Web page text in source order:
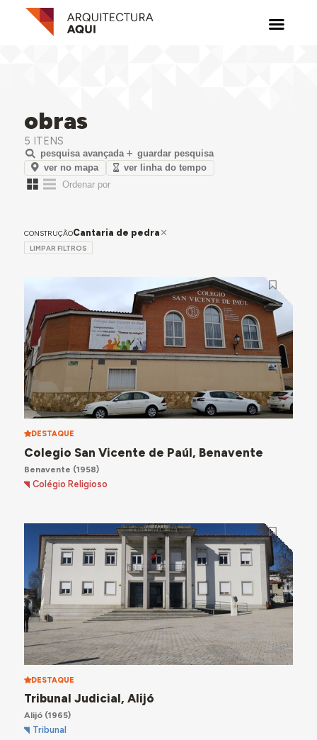
obras
5 ITENS
pesquisa avançada
guardar pesquisa
ver no mapa
ver linha do tempo
CONSTRUÇÃOCantaria de pedra
LIMPAR FILTROS
DESTAQUE
Colegio San Vicente de Paúl, Benavente
Benavente (1958)
Colégio Religioso
DESTAQUE
Tribunal Judicial, Alijó
Alijó(1965)
Tribunal